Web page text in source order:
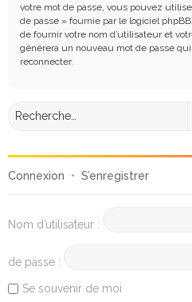
votre mot de passe, vous pouvez
de passe » fournie par le logiciel
de fournir votre nom d’utilisateur et
générera un nouveau mot de passe
reconnecter.
Connexion • S’enregistrer
Nom d’utilisateur :
de passe :
Se souvenir de moi